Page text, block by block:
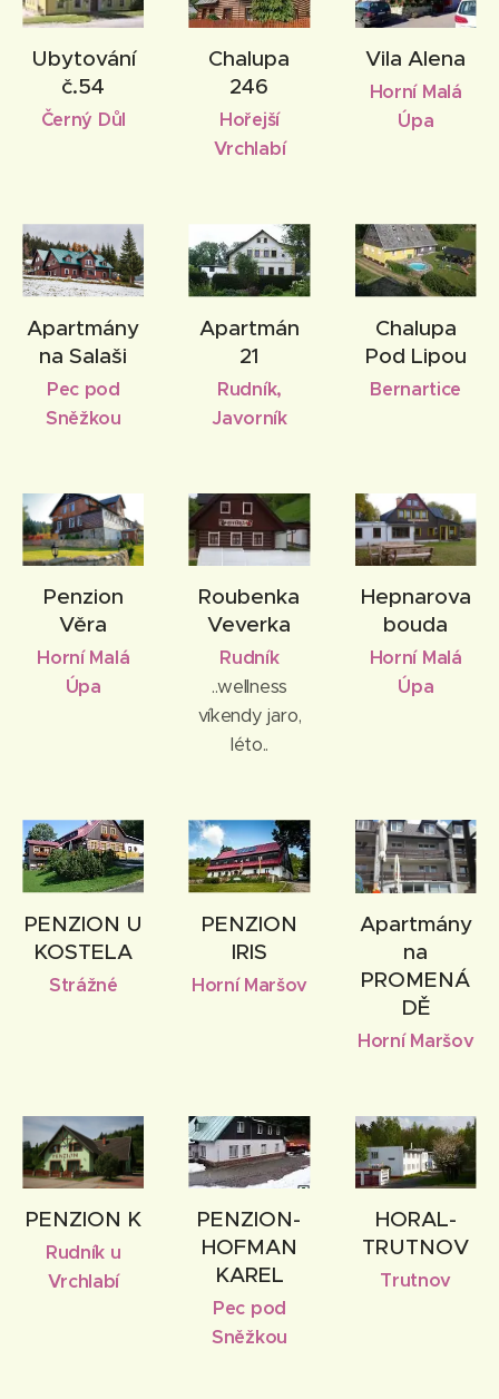
Ubytování
č.54
Černý Důl
Chalupa
246
Hořejší
Vrchlabí
Vila Alena
Horní Malá
Úpa
Apartmány
na Salaši
Pec pod
Sněžkou
Apartmán
21
Rudník,
Javorník
Chalupa
Pod Lipou
Bernartice
Penzion
Věra
Horní Malá
Úpa
Roubenka
Veverka
Rudník
..wellness
víkendy jaro,
léto..
Hepnarova
bouda
Horní Malá
Úpa
PENZION U
KOSTELA
Strážné
PENZION
IRIS
Horní Maršov
Apartmány
na
PROMENÁ
DĚ
Horní Maršov
PENZION K
Rudník u
Vrchlabí
PENZION-
HOFMAN
KAREL
Pec pod
Sněžkou
HORAL-
TRUTNOV
Trutnov